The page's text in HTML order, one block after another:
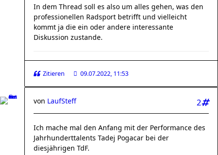
In dem Thread soll es also um alles gehen, was den
professionellen Radsport betrifft und vielleicht
kommt ja die ein oder andere interessante
Diskussion zustande.
Zitieren 09.07.2022, 11:53
2
von LaufSteff
Ich mache mal den Anfang mit der Performance des
Jahrhunderttalents Tadej Pogacar bei der
diesjährigen TdF.